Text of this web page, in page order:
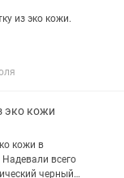
из эко кожи.
эко кожи
кожи в
всего
черный